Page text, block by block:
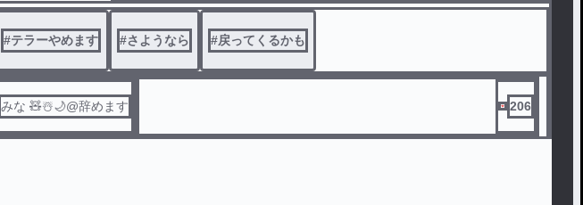
#テラーやめます #さようなら #戻ってくるかも
みな 🧸☃️🌙@辞めます 206